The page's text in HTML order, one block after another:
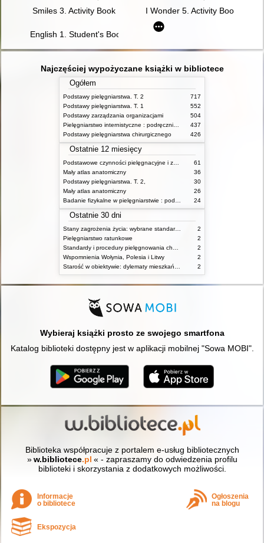
Smiles 3. Activity Book
I Wonder 5. Activity Book
English 1. Student's Book
Najczęściej wypożyczane książki w bibliotece
Ogółem
Podstawy pielęgniarstwa. T. 2
717
Podstawy pielęgniarstwa. T. 1
552
Podstawy zarządzania organizacjami
504
437
Podstawy pielęgniarstwa chirurgicznego
426
Ostatnie 12 miesięcy
61
Mały atlas anatomiczny
36
Podstawy pielęgniarstwa. T. 2,
30
Mały atlas anatomiczny
26
24
Ostatnie 30 dni
Stany zagrożenia życia: wybrane standardy opieki i procedury postępowania pielęgniarskiego
2
Pielęgniarstwo ratunkowe
2
2
Wspomnienia Wołynia, Polesia i Litwy
2
2
Wybieraj książki prosto ze swojego smartfona
Katalog biblioteki dostępny jest w aplikacji mobilnej "Sowa MOBI".
Biblioteka współpracuje z portalem e-usług bibliotecznych
» w.bibliotece.pl « - zapraszamy do odwiedzenia profilu
biblioteki i skorzystania z dodatkowych możliwości.
Informacje
o bibliotece
Ogłoszenia
na blogu
Ekspozycja